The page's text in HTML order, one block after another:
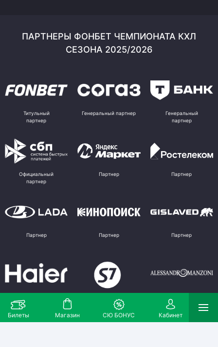
Билеты Магазин СЮ БОНУС Кабинет
ПАРТНЕРЫ ФОНБЕТ ЧЕМПИОНАТА КХЛ
СЕЗОНА 2025/2026
Титульный
партнер
Генеральный партнер
Генеральный
партнер
Официальный
партнер
Партнер Партнер
Партнер Партнер Партнер